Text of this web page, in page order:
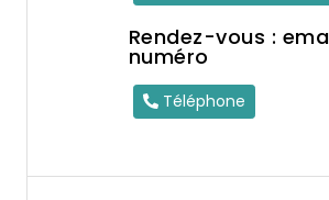
Rendez-vous :
numéro
Téléphone